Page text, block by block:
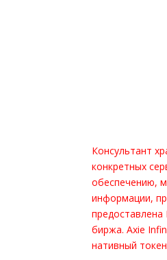
Консультант
конкретных
обеспечению,
информации,
биржа. Axie
нативный